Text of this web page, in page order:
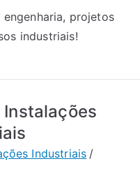
projetos
industriais!
Instalações
Industriais